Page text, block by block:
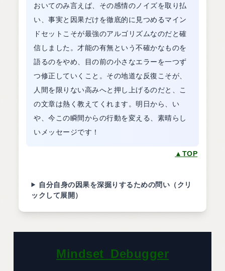
おいてのみ言えば、その感情のノイズを取り払
い、事実と因果だけを徹底的に見つめるマイン
ドセットこそが最強のアルゴリズムなのだと確
信しました。才能の有無という不確かなものを
語るのをやめ、目の前の小さなエラーを一つず
つ修正していくこと。その地道な反復こそが、
人間を限りない高みへと押し上げるのだと、こ
の文章は熱く教えてくれます。明日から、い
や、今この瞬間からの行動を変える、素晴らし
いメッセージです！
▲TOP
自分自身の因果を深掘りするための問い（クリ
ックして展開）
Mindset_Debugger